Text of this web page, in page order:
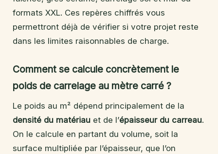
formats XXL. Ces repères chiffrés vous
permettront déjà de vérifier si votre projet reste
dans les limites raisonnables de charge.
Comment se calcule concrètement le
poids de carrelage au mètre carré ?
Le poids au m² dépend principalement de la
densité du matériau et de l’épaisseur du carreau.
On le calcule en partant du volume, soit la
surface multipliée par l’épaisseur, que l’on